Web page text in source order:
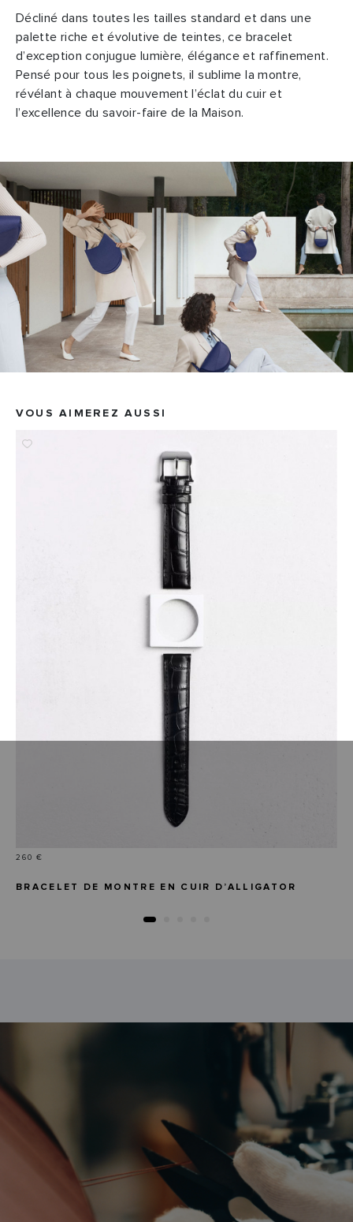
Décliné dans toutes les tailles standard et dans une
palette riche et évolutive de teintes, ce bracelet
d’exception conjugue lumière, élégance et raffinement.
Pensé pour tous les poignets, il sublime la montre,
révélant à chaque mouvement l’éclat du cuir et
l’excellence du savoir-faire de la Maison.
VOUS AIMEREZ AUSSI
Prix
260 €
BRACELET DE MONTRE EN CUIR D’ALLIGATOR